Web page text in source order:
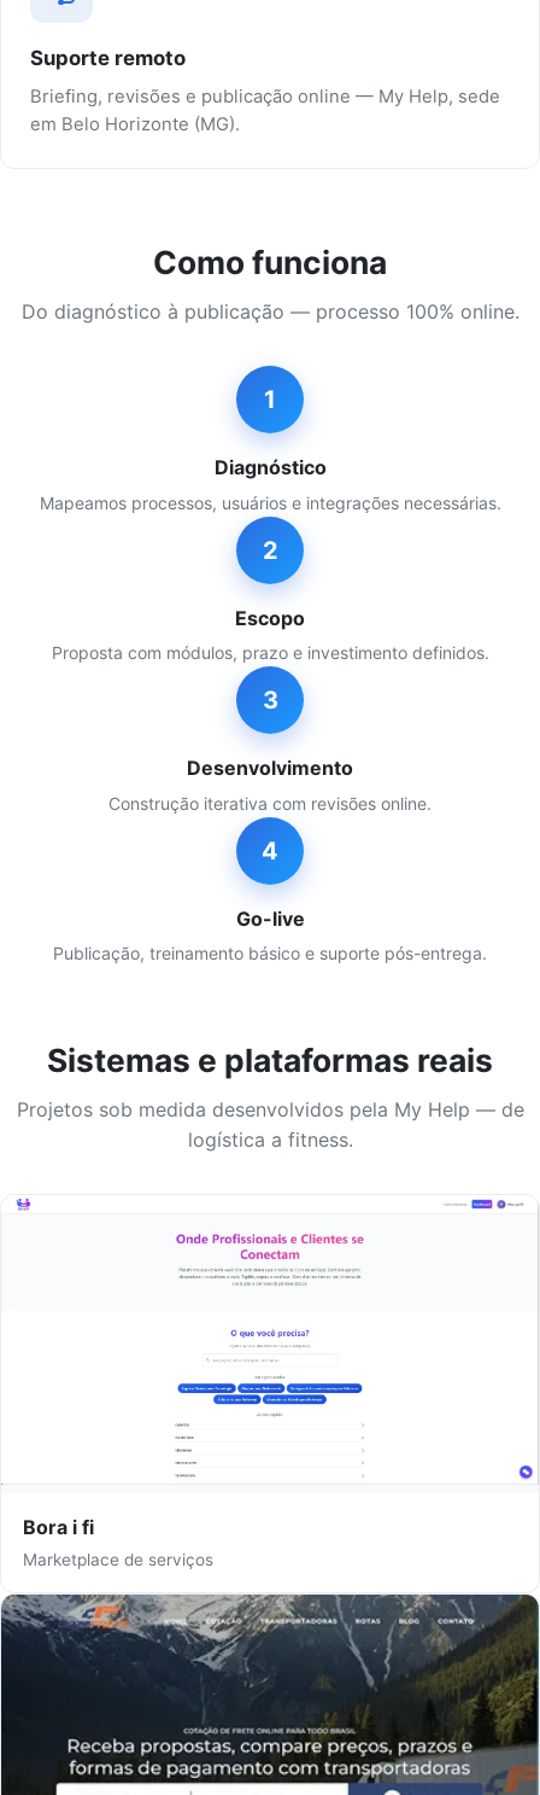
Suporte remoto
Briefing, revisões e publicação online — My Help, sede
em Belo Horizonte (MG).
Como funciona
Do diagnóstico à publicação — processo 100% online.
1
Diagnóstico
Mapeamos processos, usuários e integrações necessárias.
2
Escopo
Proposta com módulos, prazo e investimento definidos.
3
Desenvolvimento
Construção iterativa com revisões online.
4
Go-live
Publicação, treinamento básico e suporte pós-entrega.
Sistemas e plataformas reais
Projetos sob medida desenvolvidos pela My Help — de
logística a fitness.
Bora i fi
Marketplace de serviços